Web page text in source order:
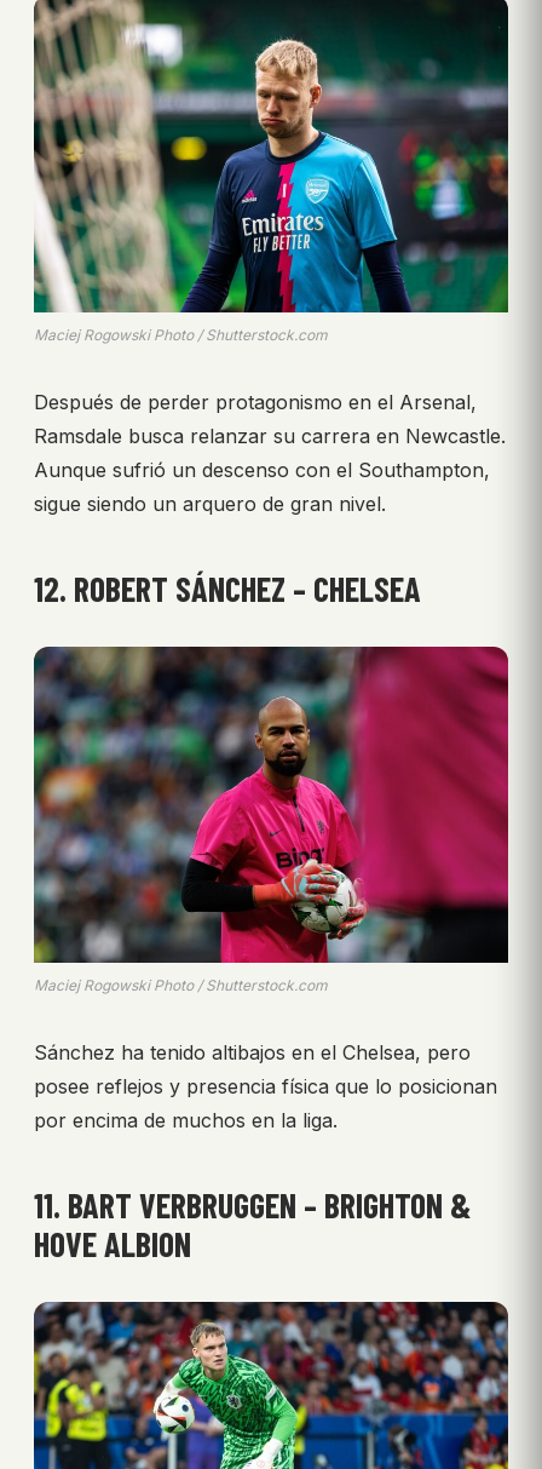
Maciej Rogowski Photo / Shutterstock.com
Después de perder protagonismo en el Arsenal,
Ramsdale busca relanzar su carrera en Newcastle.
Aunque sufrió un descenso con el Southampton,
sigue siendo un arquero de gran nivel.
12. ROBERT SÁNCHEZ – CHELSEA
Maciej Rogowski Photo / Shutterstock.com
Sánchez ha tenido altibajos en el Chelsea, pero
posee reflejos y presencia física que lo posicionan
por encima de muchos en la liga.
11. BART VERBRUGGEN – BRIGHTON &
HOVE ALBION